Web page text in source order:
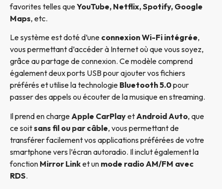
favorites telles queYouTube, Netflix, Spotify, Google
Maps, etc.
Le système est doté d’une connexion Wi-Fi intégrée,
vous permettant d’accéder à Internet où que vous soyez,
grâce au partage de connexion. Ce modèle comprend
également deux ports USB pour ajouter vos fichiers
préférés et utilise la technologie Bluetooth 5.0pour
passer des appels ou écouter de la musique en streaming.
Il prend en charge Apple CarPlayet Android Auto, que
ce soitsans fil ou par câble, vous permettant de
transférer facilement vos applications préférées de votre
smartphone vers l’écran autoradio. Il inclut également la
fonction Mirror Linket un mode radio AM/FM avec
RDS.